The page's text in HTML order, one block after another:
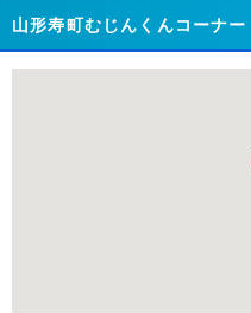
商品を根拠なくPRするものではなく、
どに基づき、公平性を担保した情報提
>提携企業一覧
山形寿町むじんくんコーナー